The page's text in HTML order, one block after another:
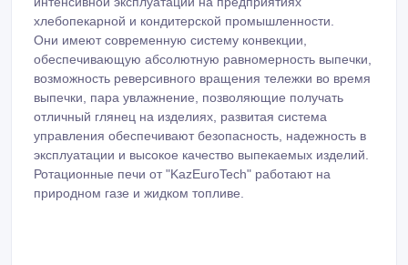
эксплуатации и высокое качество выпекаемых изделий.
Ротационные печи от "KazEuroTeсh" работают на
природном газе и жидком топливе.